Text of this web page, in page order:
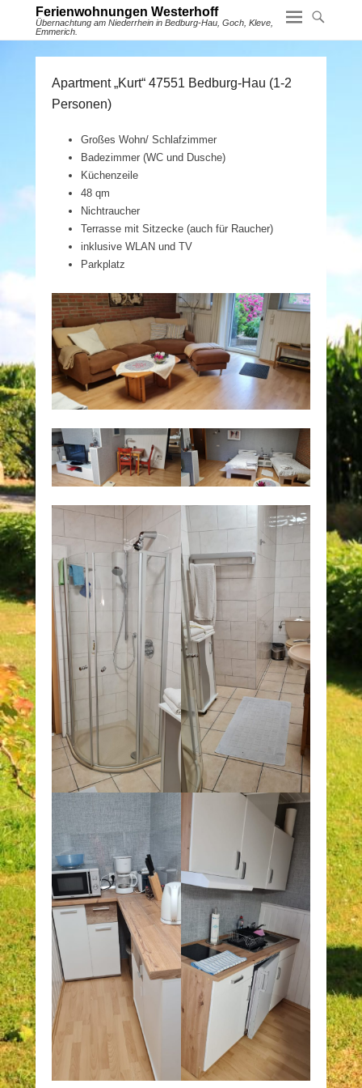
Ferienwohnungen Westerhoff
Übernachtung am Niederrhein in Bedburg-Hau, Goch, Kleve,
Emmerich.
Apartment „Kurt“ 47551 Bedburg-Hau (1-2
Personen)
Großes Wohn/ Schlafzimmer
Badezimmer (WC und Dusche)
Küchenzeile
48 qm
Nichtraucher
Terrasse mit Sitzecke (auch für Raucher)
inklusive WLAN und TV
Parkplatz